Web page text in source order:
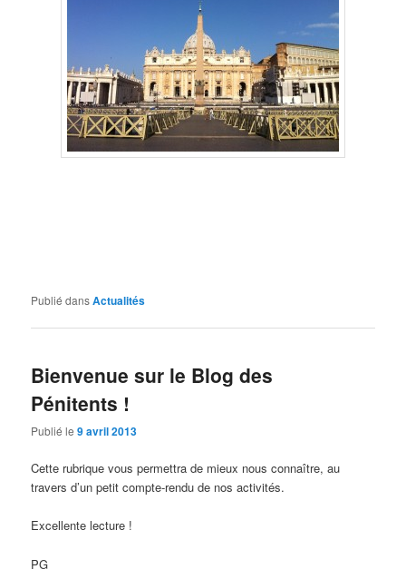
Publié dansActualités
Bienvenue sur le Blog des
Pénitents !
Publié le9 avril 2013
Cette rubrique vous permettra de mieux nous connaître, au
travers d’un petit compte-rendu de nos activités.
Excellente lecture !
PG